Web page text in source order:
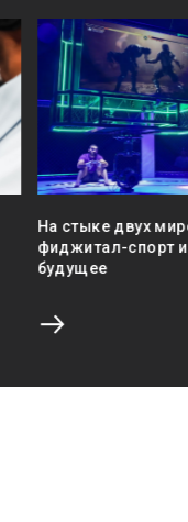
На стыке двух
фиджитал-спорт
будущее